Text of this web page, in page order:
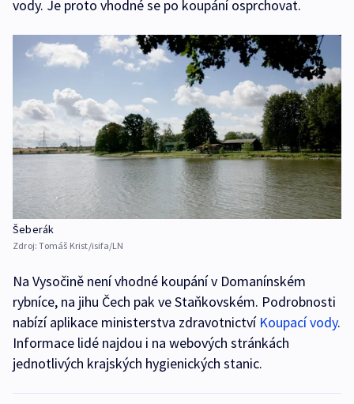
vody. Je proto vhodné se po koupání osprchovat.
Šeberák
Zdroj:Tomáš Krist/isifa/LN
Na Vysočině není vhodné koupání v Domanínském
rybníce, na jihu Čech pak ve Staňkovském. Podrobnosti
nabízí aplikace ministerstva zdravotnictví Koupací vody.
Informace lidé najdou i na webových stránkách
jednotlivých krajských hygienických stanic.